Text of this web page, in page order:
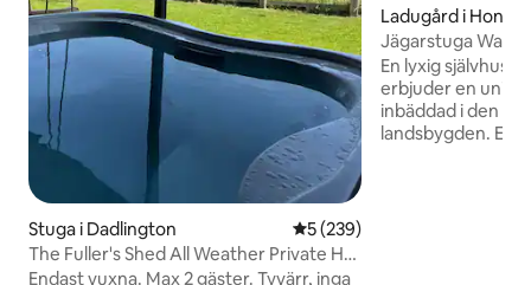
Stuga i Dadlington 5 av 5 i genomsnittligt
5 (239)
The Fuller's Shed All Weather Private Hot
Tub
Endast vuxna. Max 2 gäster. Tyvärr, inga
Ladugård i Honiley
Jägarstuga
En lyxig
erbjuder en unik
inbäddad i den
landsbygden. En